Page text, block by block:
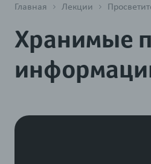
Главная Лекции
Хранимые